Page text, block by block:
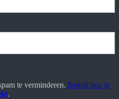
te verminderen. Bekijk hoe je
.